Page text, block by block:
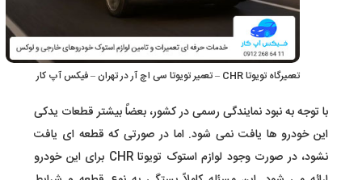
تعمیرگاه تویوتا CHR – تعمیر تویوتا سی اچ آر در تهران – فیکس آپ کار
با توجه به نبود نمایندگی رسمی در کشور، بعضاً بیشتر قطعات یدکی
این خودرو ها یافت نمی شود. اما در صورتی که قطعه ای یافت
نشود، در صورت وجود لوازم استوک تویوتا CHR برای این خودرو